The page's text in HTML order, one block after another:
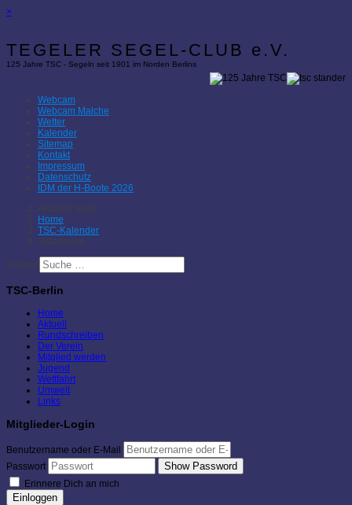
×
TEGELER SEGEL-CLUB e.V.
125 Jahre TSC - Segeln seit 1901 im Norden Berlins
Webcam
Webcam Malche
Wetter
Kalender
Sitemap
Kontakt
Impressum
Datenschutz
IDM der H-Boote 2026
Aktuelle Seite:
Home
TSC-Kalender
Osterferien
Suchen
TSC-Berlin
Home
Aktuell
Rundschreiben
Der Verein
Mitglied werden
Jugend
Wettfahrt
Umwelt
Links
Mitglieder-Login
Benutzername oder E-Mail
Passwort
Show Password
Erinnere Dich an mich
Einloggen